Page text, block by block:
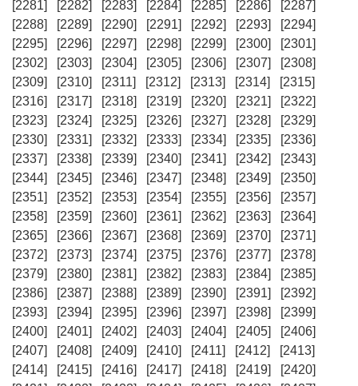
[2281]
[2282] [2283] [2284] [2285] [2286]
[2287]
[2288]
[2289] [2290] [2291] [2292] [2293]
[2294]
[2295]
[2296] [2297] [2298] [2299] [2300]
[2301]
[2302]
[2303] [2304] [2305] [2306] [2307]
[2308]
[2309]
[2310] [2311] [2312] [2313] [2314]
[2315]
[2316]
[2317] [2318] [2319] [2320] [2321]
[2322]
[2323]
[2324] [2325] [2326] [2327] [2328]
[2329]
[2330]
[2331] [2332] [2333] [2334] [2335]
[2336]
[2337]
[2338] [2339] [2340] [2341] [2342]
[2343]
[2344]
[2345] [2346] [2347] [2348] [2349]
[2350]
[2351]
[2352] [2353] [2354] [2355] [2356]
[2357]
[2358]
[2359] [2360] [2361] [2362] [2363]
[2364]
[2365]
[2366] [2367] [2368] [2369] [2370]
[2371]
[2372]
[2373] [2374] [2375] [2376] [2377]
[2378]
[2379]
[2380] [2381] [2382] [2383] [2384]
[2385]
[2386]
[2387] [2388] [2389] [2390] [2391]
[2392]
[2393]
[2394] [2395] [2396] [2397] [2398]
[2399]
[2400]
[2401] [2402] [2403] [2404] [2405]
[2406]
[2407]
[2408] [2409] [2410] [2411] [2412]
[2413]
[2414]
[2415] [2416] [2417] [2418] [2419]
[2420]